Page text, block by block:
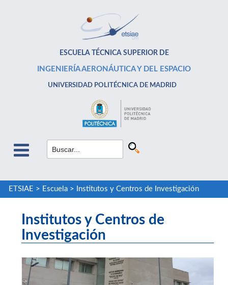
ESCUELA TÉCNICA SUPERIOR DE
INGENIERÍA AERONÁUTICA Y DEL ESPACIO
UNIVERSIDAD POLITÉCNICA DE MADRID
ETSIAE > Escuela> Institutos y Centros de Investigación
Institutos y Centros de
Investigación